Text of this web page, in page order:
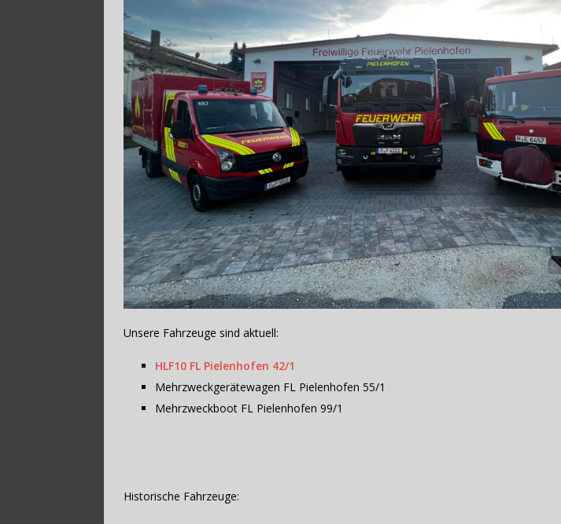
Unsere Fahrzeuge sind aktuell:
HLF10 FL Pielenhofen 42/1
Mehrzweckgerätewagen FL Pielenhofen 55/1
Mehrzweckboot FL Pielenhofen 99/1
Historische Fahrzeuge: